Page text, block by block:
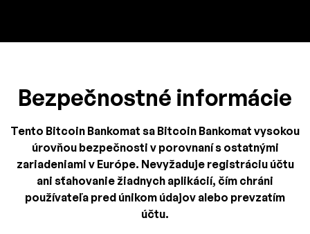
Bezpečnostné informácie
Tento Bitcoin Bankomat sa Bitcoin Bankomat vysokou
úrovňou bezpečnosti v porovnaní s ostatnými
zariadeniami v Európe. Nevyžaduje registráciu účtu
ani sťahovanie žiadnych aplikácií, čím chráni
používateľa pred únikom údajov alebo prevzatím
účtu.